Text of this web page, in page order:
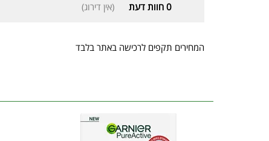
0 חוות דעת (אין דירוג)
המחירים תקפים לרכישה באתר בלבד